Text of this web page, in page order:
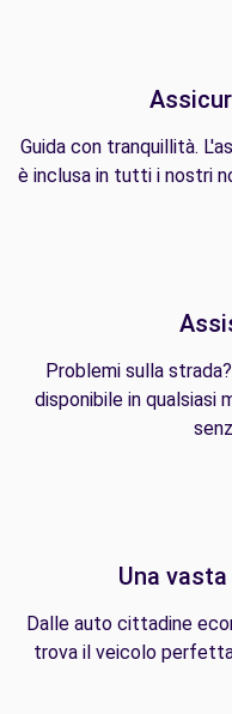
Guida con tranquillità.
è inclusa in tutti i nostri
Problemi sulla
disponibile in qualsiasi
Una
Dalle auto cittadine
trova il veicolo